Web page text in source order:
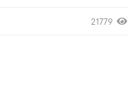
21779